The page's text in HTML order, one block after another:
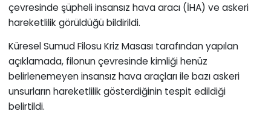
çevresinde şüpheli insansız hava aracı (İHA) ve askeri
hareketlilik görüldüğü bildirildi.
Küresel Sumud Filosu Kriz Masası tarafından yapılan
açıklamada, filonun çevresinde kimliği henüz
belirlenemeyen insansız hava araçları ile bazı askeri
unsurların hareketlilik gösterdiğinin tespit edildiği
belirtildi.